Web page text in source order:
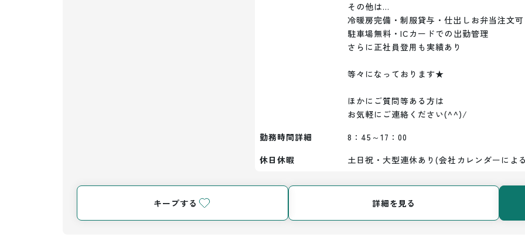
その他は…
冷暖房完備・制服貸与・仕出しお弁当注文可
駐車場無料・ICカードでの出勤管理
さらに正社員登用も実績あり
等々になっております★
ほかにご質問等ある方は
お気軽にご連絡ください(^^)/
勤務時間詳細
8：45～17：00
休日休暇
土日祝・大型連休あり(会社カレンダーによ
キープする 詳細を見る